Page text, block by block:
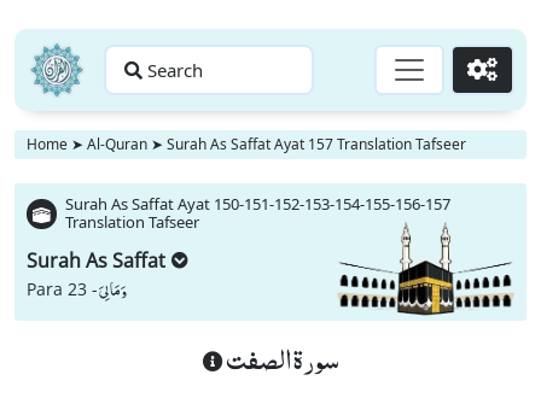
Search Go
Home ➤ Al-Quran ➤ Surah As Saffat Ayat 157 Translation Tafseer
Surah As Saffat Ayat 150-151-152-153-154-155-156-157
Translation Tafseer
Surah As Saffat
Para 23 -وَ مَا لِیَ
سورة الصفت